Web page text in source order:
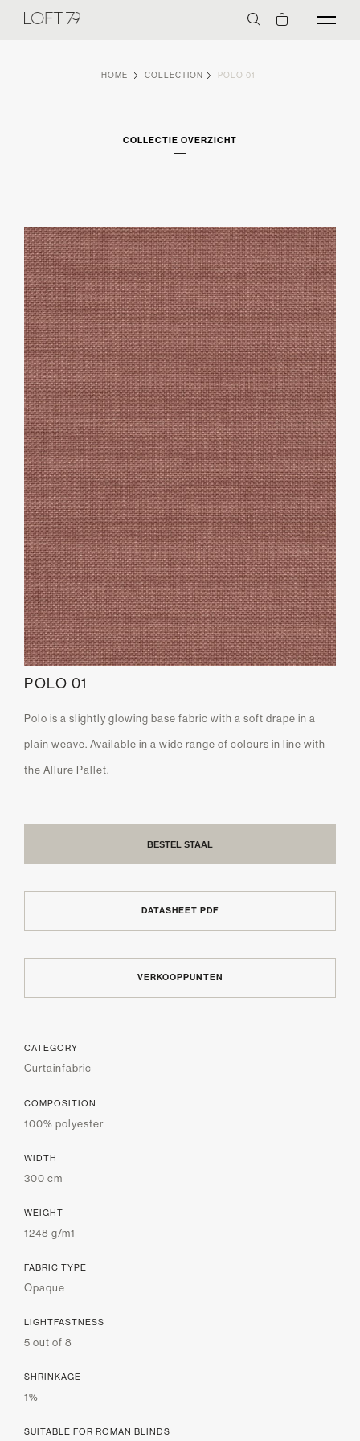
HOME COLLECTION POLO 01
COLLECTIE OVERZICHT
POLO 01
Polo is a slightly glowing base fabric with a soft drape in a
plain weave. Available in a wide range of colours in line with
the Allure Pallet.
BESTEL STAAL
DATASHEET PDF
VERKOOPPUNTEN
CATEGORY
Curtainfabric
COMPOSITION
100% polyester
WIDTH
300 cm
WEIGHT
1248 g/m1
FABRIC TYPE
Opaque
LIGHTFASTNESS
5 out of 8
SHRINKAGE
1%
SUITABLE FOR ROMAN BLINDS